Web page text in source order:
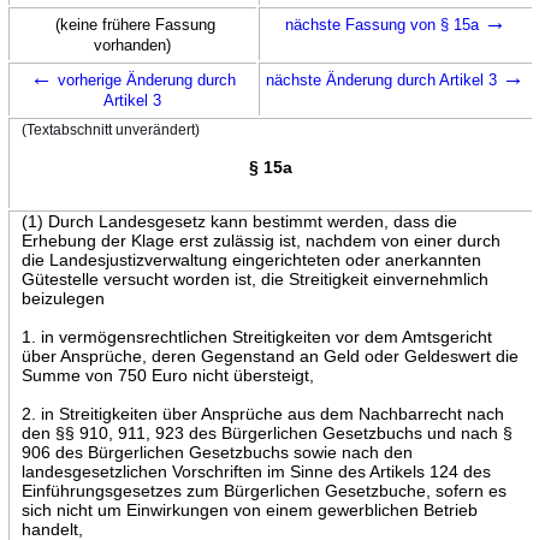
(keine frühere Fassung
vorhanden)
nächste Fassung von § 15a →
← vorherige Änderung durch
Artikel 3
nächste Änderung durch Artikel 3 →
(Textabschnitt unverändert)
§ 15a
(1) Durch Landesgesetz kann bestimmt werden, dass die
Erhebung der Klage erst zulässig ist, nachdem von einer durch
die Landesjustizverwaltung eingerichteten oder anerkannten
Gütestelle versucht worden ist, die Streitigkeit einvernehmlich
beizulegen
1. in vermögensrechtlichen Streitigkeiten vor dem Amtsgericht
über Ansprüche, deren Gegenstand an Geld oder Geldeswert die
Summe von 750 Euro nicht übersteigt,
2. in Streitigkeiten über Ansprüche aus dem Nachbarrecht nach
den §§ 910, 911, 923 des Bürgerlichen Gesetzbuchs und nach §
906 des Bürgerlichen Gesetzbuchs sowie nach den
landesgesetzlichen Vorschriften im Sinne des Artikels 124 des
Einführungsgesetzes zum Bürgerlichen Gesetzbuche, sofern es
sich nicht um Einwirkungen von einem gewerblichen Betrieb
handelt,